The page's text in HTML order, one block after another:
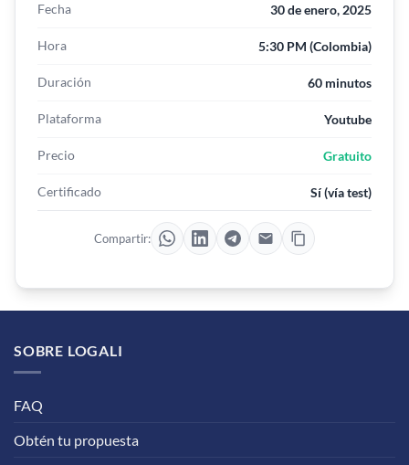
Fecha 30 de enero, 2025
Hora 5:30 PM (Colombia)
Duración 60 minutos
Plataforma Youtube
Precio Gratuito
Certificado Sí (vía test)
Compartir:
SOBRE LOGALI
FAQ
Obtén tu propuesta